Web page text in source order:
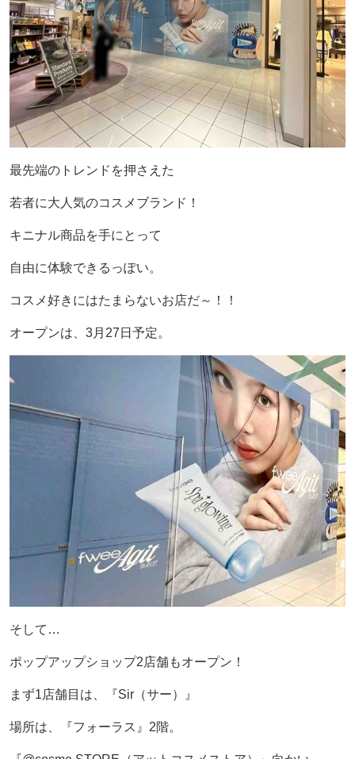
最先端のトレンドを押さえた
若者に大人気のコスメブランド！
キニナル商品を手にとって
自由に体験できるっぽい。
コスメ好きにはたまらないお店だ～！！
オープンは、3月27日予定。
そして…
ポップアップショップ2店舗もオープン！
まず1店舗目は、『Sir（サー）』
場所は、『フォーラス』2階。